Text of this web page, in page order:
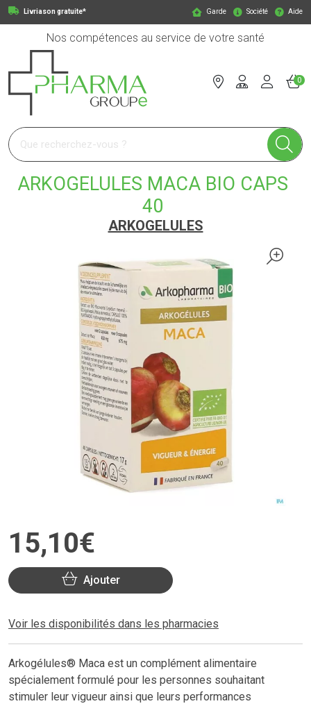
Livriason gratuite* Garde Société Aide
Nos compétences au service de votre santé
Pharmagroupe Votre pharmacie en ligne à votre service
0
ARKOGELULES MACA BIO CAPS
40
ARKOGELULES
15,10€
Ajouter
Voir les disponibilités dans les pharmacies
Arkogélules® Maca est un complément alimentaire
spécialement formulé pour les personnes souhaitant
stimuler leur vigueur ainsi que leurs performances